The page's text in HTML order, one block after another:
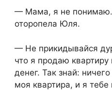
— Мама, я не
оторопела Юля.
— Не прикидывайся
что я продаю
денег. Так знай:
моя квартира, и я